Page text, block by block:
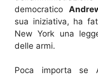
democratico
sua iniziativa, ha
New York una
delle armi.
Poca importa se